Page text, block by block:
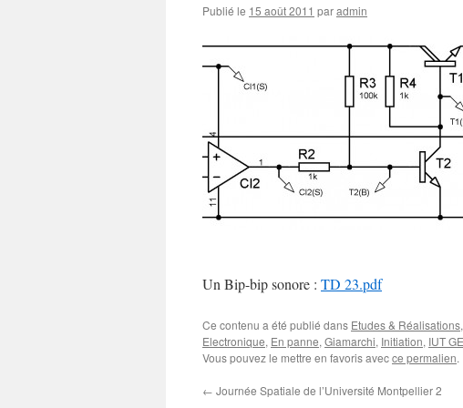
Publié le 15 août 2011 paradmin
Un Bip-bip sonore : TD 23.pdf
Ce contenu a été publié dans Etudes & Réalisations
Electronique, En panne, Giamarchi, Initiation, IUT
Vous pouvez le mettre en favoris avecce permalien.
← Journée Spatiale de l’Université Montpellier 2